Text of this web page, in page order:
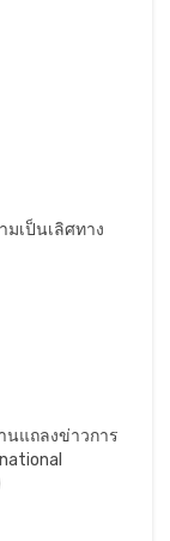
เป็นเลิศทาง
นแถลงข่าวการ